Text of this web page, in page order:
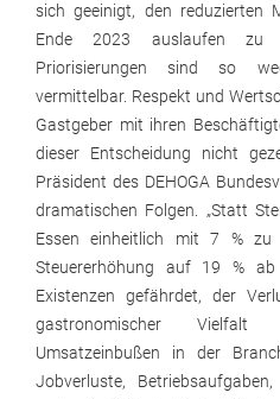
sich geeinigt, den reduzierten
Ende 2023 auslaufen zu
Priorisierungen sind so
vermittelbar. Respekt und
Gastgeber mit ihren
dieser Entscheidung nicht
Präsident des DEHOGA
dramatischen Folgen. „Statt
Essen einheitlich mit 7 % zu
Steuererhöhung auf 19 %
Existenzen gefährdet, der
gastronomischer Vielfalt
Umsatzeinbußen in der
Jobverluste,